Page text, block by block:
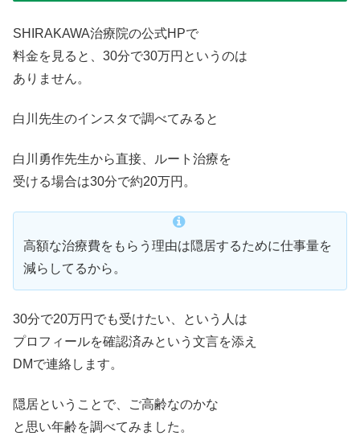
SHIRAKAWA治療院の公式HPで
料金を見ると、30分で30万円というのは
ありません。
白川先生のインスタで調べてみると
白川勇作先生から直接、ルート治療を
受ける場合は30分で約20万円。
高額な治療費をもらう理由は隠居するために仕事量を
減らしてるから。
30分で20万円でも受けたい、という人は
プロフィールを確認済みという文言を添え
DMで連絡します。
隠居ということで、ご高齢なのかな
と思い年齢を調べてみました。